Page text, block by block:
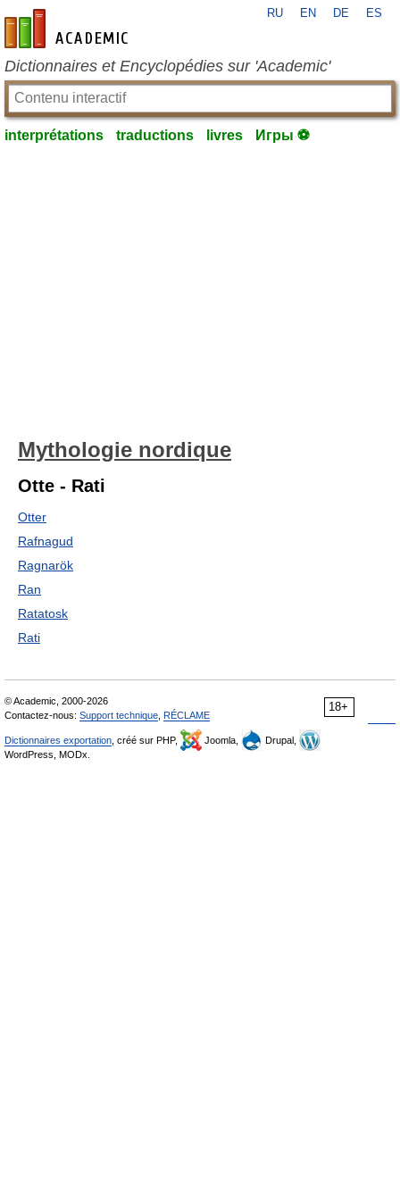
fr-academic.com
RU EN DE ES
Dictionnaires et Encyclopédies sur 'Academic'
interprétations traductions livres Игры ⚽
Mythologie nordique
Otte - Rati
Otter
Rafnagud
Ragnarök
Ran
Ratatosk
Rati
18+
© Academic, 2000-2026
Contactez-nous: Support technique RÉCLAME
Dictionnaires exportation , créé sur PHP, Joomla,
Drupal,
WordPress, MODx.